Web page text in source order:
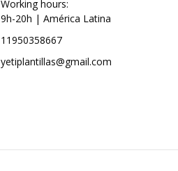
Working hours:
9h-20h | América Latina
11950358667
yetiplantillas@gmail.com